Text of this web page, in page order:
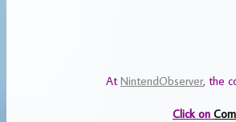
At NintendObserver, the
Click on